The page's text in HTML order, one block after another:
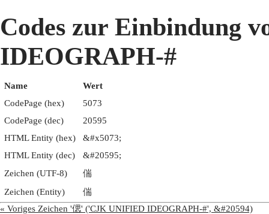
Codes zur Einbindung
IDEOGRAPH-#
Name
Wert
CodePage (hex)
5073
CodePage (dec)
20595
HTML Entity (hex)
&#x5073;
HTML Entity (dec)
&#20595;
Zeichen (UTF-8)
偳
Zeichen (Entity)
偳
« Voriges Zeichen '偲' ('CJK UNIFIED IDEOGRAPH-#', &#20594)